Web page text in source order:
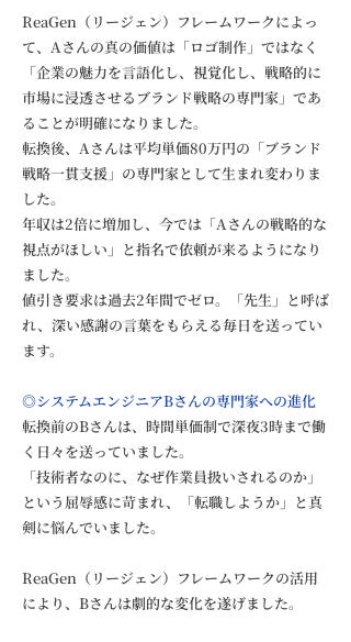
ReaGen（リージェン）フレームワークによっ
て、Aさんの真の価値は「ロゴ制作」ではなく
「企業の魅力を言語化し、視覚化し、戦略的に
市場に浸透させるブランド戦略の専門家」であ
ることが明確になりました。
転換後、Aさんは平均単価80万円の「ブランド
戦略一貫支援」の専門家として生まれ変わりま
した。
年収は2倍に増加し、今では「Aさんの戦略的な
視点がほしい」と指名で依頼が来るようになり
ました。
値引き要求は過去2年間でゼロ。「先生」と呼ば
れ、深い感謝の言葉をもらえる毎日を送ってい
ます。
◎システムエンジニアBさんの専門家への進化
転換前のBさんは、時間単価制で深夜3時まで働
く日々を送っていました。
「技術者なのに、なぜ作業員扱いされるのか」
という屈辱感に苛まれ、「転職しようか」と真
剣に悩んでいました。
ReaGen（リージェン）フレームワークの活用
により、Bさんは劇的な変化を遂げました。